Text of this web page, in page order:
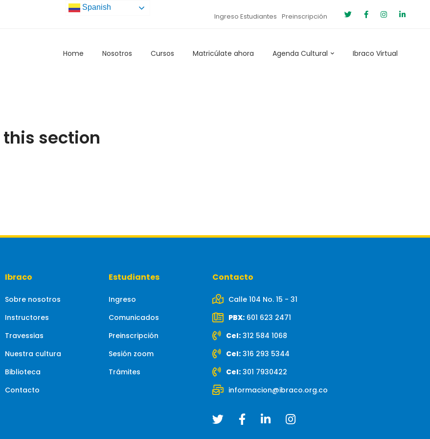
Ingreso Estudiantes Preinscripción
Home Nosotros Cursos Matricúlate ahora Agenda Cultural Ibraco Virtual
section
Ibraco
Sobre nosotros
Instructores
Travessias
Nuestra cultura
Biblioteca
Contacto
Estudiantes
Ingreso
Comunicados
Preinscripción
Sesión zoom
Trámites
Contacto
Calle 104 No. 15 - 31
PBX: 601 623 2471
Cel: 312 584 1068
Cel: 316 293 5344
Cel: 301 7930422
informacion@ibraco.org.co
Spanish